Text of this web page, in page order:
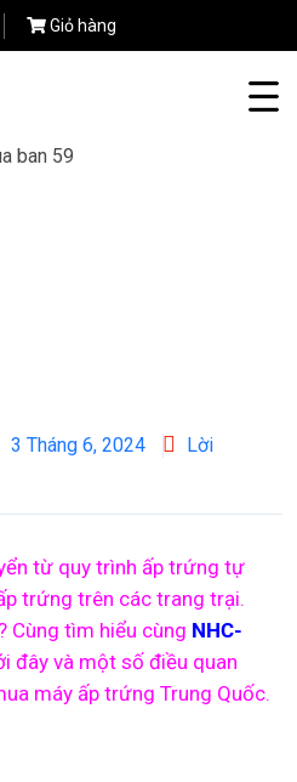
Giỏ hàng
3 Tháng 6, 2024
Lời
từ quy trình ấp trứng tự
trứng trên các trang trại.
Cùng tìm hiểu cùng NHC-
đây và một số điều quan
máy ấp trứng Trung Quốc.